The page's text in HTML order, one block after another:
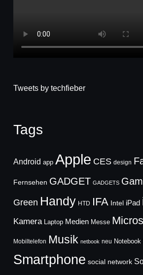
Tweets by techfieber
Tags
Android app Apple CES design
Fernsehen GADGET GADGETS
Green Handy HTD IFA Intel iPad
Kamera Laptop Medien Messe
Mobiltelefon Musik netbook neu Notebook
Smartphone social network